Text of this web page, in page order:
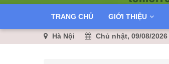
TRANG CHỦ GIỚI THIỆU
Hà Nội Chủ nhật, 09/08/2026